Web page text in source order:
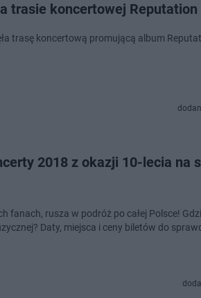
trasie koncertowej Reputation
trasę koncertową promującą album
2018 z okazji 10-lecia na
fanach, rusza w podróż po całej Polsce!
Daty, miejsca i ceny biletów do